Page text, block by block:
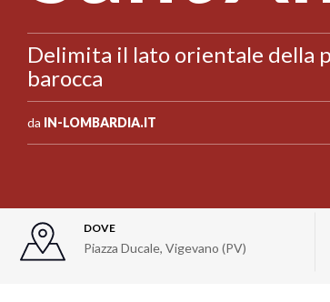
Delimita il lato orientale della
barocca
da IN-LOMBARDIA.IT
DOVE
Piazza Ducale, Vigevano (PV)